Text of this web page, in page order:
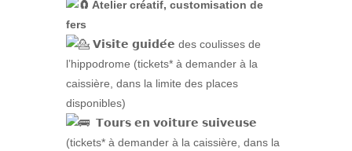
Atelier créatif, customisation de
fers
𝗩𝗶𝘀𝗶𝘁𝗲 𝗴𝘂𝗶𝗱𝗲́𝗲 des coulisses de
l’hippodrome (tickets* à demander à la
caissière, dans la limite des places
disponibles)
𝗧𝗼𝘂𝗿𝘀 𝗲𝗻 𝘃𝗼𝗶𝘁𝘂𝗿𝗲 𝘀𝘂𝗶𝘃𝗲𝘂𝘀𝗲
(tickets* à demander à la caissière, dans la